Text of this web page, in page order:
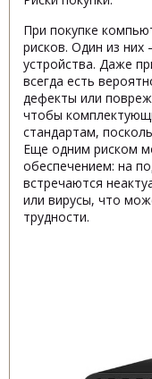
При покупке
рисков. Один из них
устройства. Даже
всегда есть
дефекты или
чтобы
стандартам,
Еще одним риском
обеспечением: на
встречаются
или вирусы, что
трудности.